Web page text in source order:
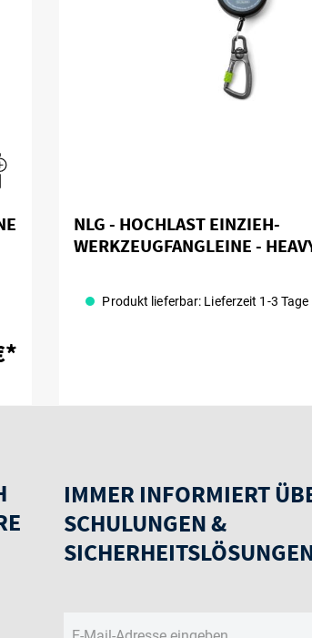
NLG - HOCHLAST EINZIEH-
WERKZEUGFANGLEINE -
Produkt lieferbar: Lieferzeit 1-3 Tage
IMMER INFORMIERT
SCHULUNGEN &